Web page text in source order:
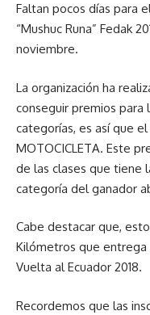
Faltan pocos días para
“Mushuc Runa” Fedak
noviembre.
La organización ha
conseguir premios para
categorías, es así que
MOTOCICLETA. Este
de las clases que tiene
categoría del ganador
Cabe destacar que,
Kilómetros que entrega
Vuelta al Ecuador 2018.
Recordemos que las